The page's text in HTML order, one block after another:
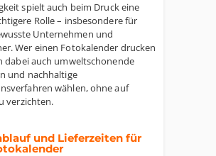
spielt auch beim Druck eine
Rolle – insbesondere für
Unternehmen und
Wer einen Fotokalender drucken
dabei auch umweltschonende
und nachhaltige
wählen, ohne auf
verzichten.
und Lieferzeiten für